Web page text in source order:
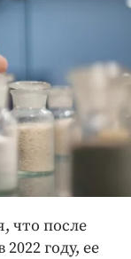
что после
году, ее